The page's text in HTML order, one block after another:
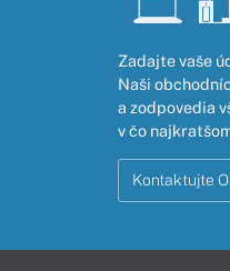
Zadajte vaše
Naši
a zodpovedia
v čo
Kontaktujte